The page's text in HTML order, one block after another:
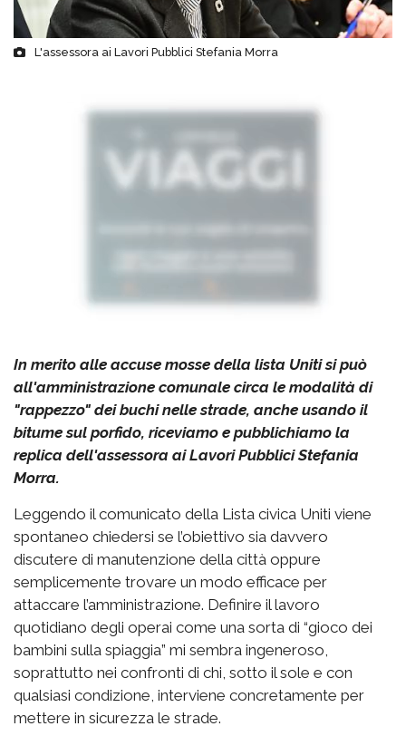
L'assessora ai Lavori Pubblici Stefania Morra
In merito alle accuse mosse della lista Uniti si può
all'amministrazione comunale circa le modalità di
"rappezzo" dei buchi nelle strade, anche usando il
bitume sul porfido, riceviamo e pubblichiamo la
replica dell'assessora ai Lavori Pubblici Stefania
Morra.
Leggendo il comunicato della Lista civica Uniti viene
spontaneo chiedersi se l’obiettivo sia davvero
discutere di manutenzione della città oppure
semplicemente trovare un modo efficace per
attaccare l’amministrazione. Definire il lavoro
quotidiano degli operai come una sorta di “gioco dei
bambini sulla spiaggia” mi sembra ingeneroso,
soprattutto nei confronti di chi, sotto il sole e con
qualsiasi condizione, interviene concretamente per
mettere in sicurezza le strade.